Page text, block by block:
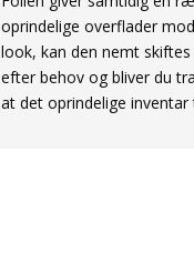
oprindelige overflader
look, kan den nemt
efter behov og bliver du
at det oprindelige inventar